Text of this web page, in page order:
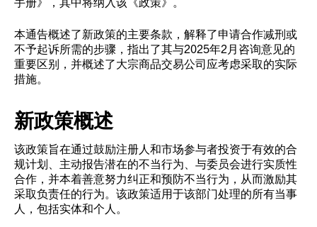
本通告概述了新政策的主要条款，解释了申请合作减刑或
不予起诉所需的步骤，指出了其与2025年2月咨询意见的
重要区别，并概述了大宗商品交易公司应考虑采取的实际
措施。
新政策概述
该政策旨在通过鼓励注册人和市场参与者投资于有效的合
规计划、主动报告潜在的不当行为、与委员会进行实质性
合作，并本着善意努力纠正和预防不当行为，从而激励其
采取负责任的行为。该政策适用于该部门处理的所有当事
人，包括实体和个人。